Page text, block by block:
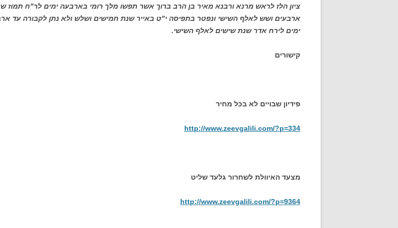
ציון הלז לראש מרנא ורבנא מאיר בן הרב ברוך אשר תפשו מלך רומי בארבעה ימים לר"ח תמוז
ארבעים ושש לאלף השישי ונפטר בתפיסה י"ט באייר שנת חמישים ושלש ולא נתן לקבורה עד
ימים לירח אדר שנת שישים לאלף השישי.
קישורים
פידיון שבויים לא בכל מחיר
http://www.zeevgalili.com/?p=334
מצעד האיוולת לשחרור גלעד שליט
http://www.zeevgalili.com/?p=9364